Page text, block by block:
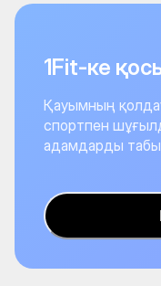
1Fit-ке
Қауымның
спортпен
адамдарды